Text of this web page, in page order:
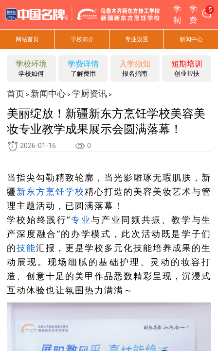
学
制
学
费
5
网站首页 学校简介 专业设置 新闻中心
学校环境
学校如何
学费详情
了解费用
入学须知
报名指南
短期培训
创业帮扶
首页 > 新闻中心> 学厨资讯>
美丽绽放！新疆新东方烹饪学校美容美
妆专业教学成果展示会圆满落幕！
2026-01-16 0
当指尖勾勒精致轮廓，当光影雕琢无瑕肌肤，新
疆新东方烹饪学校精心打造的美容美妆艺术与管
理主题活动，已圆满落幕！
学校始终践行“专业与产业同频共振、教学与生
产深度融合”的办学模式，此次活动既是学子们
的技能汇报，更是学校多元化技能培养成果的生
动展现。现场细腻的基础护理、灵动的妆容打
造、创意十足的美甲作品悉数精彩呈现，沉浸式
互动体验也让氛围热力满满～